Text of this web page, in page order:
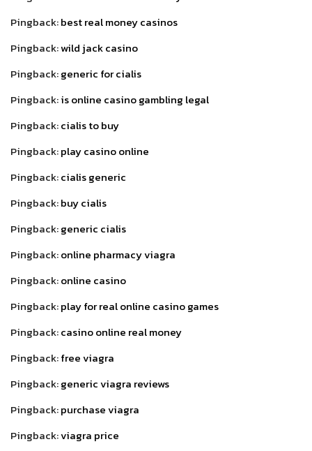
Pingback:best real money casinos
Pingback:wild jack casino
Pingback:generic for cialis
Pingback:is online casino gambling legal
Pingback:cialis to buy
Pingback:play casino online
Pingback:cialis generic
Pingback:buy cialis
Pingback:generic cialis
Pingback:online pharmacy viagra
Pingback:online casino
Pingback:play for real online casino games
Pingback:casino online real money
Pingback:free viagra
Pingback:generic viagra reviews
Pingback:purchase viagra
Pingback:viagra price